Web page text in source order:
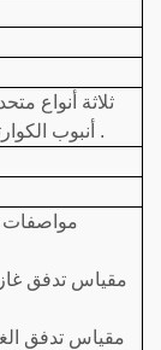
ثلاثة أنواع
أنبوب الكوارتز قطرها 20 مم .
مواصفات